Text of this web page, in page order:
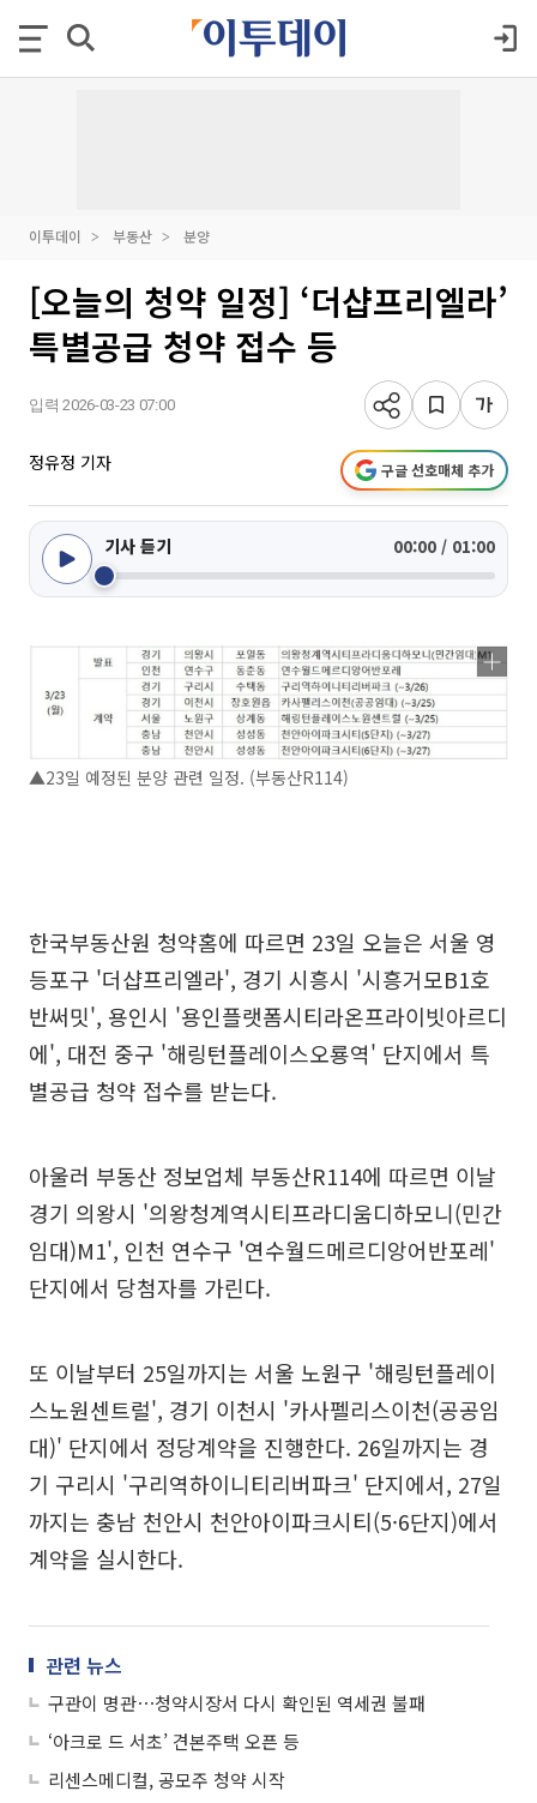
이투데이 부동산 분양
[오늘의 청약 일정] ‘더샵프리엘라’
특별공급 청약 접수 등
입력 2026-03-23 07:00
정유정 기자 구글 선호매체 추가
기사 듣기 00:00 / 01:00
▲23일 예정된 분양 관련 일정. (부동산R114)
한국부동산원 청약홈에 따르면 23일 오늘은 서울 영
등포구 '더샵프리엘라', 경기 시흥시 '시흥거모B1호
반써밋', 용인시 '용인플랫폼시티라온프라이빗아르디
에', 대전 중구 '해링턴플레이스오룡역' 단지에서 특
별공급 청약 접수를 받는다.
아울러 부동산 정보업체 부동산R114에 따르면 이날
경기 의왕시 '의왕청계역시티프라디움디하모니(민간
임대)M1', 인천 연수구 '연수월드메르디앙어반포레'
단지에서 당첨자를 가린다.
또 이날부터 25일까지는 서울 노원구 '해링턴플레이
스노원센트럴', 경기 이천시 '카사펠리스이천(공공임
대)' 단지에서 정당계약을 진행한다. 26일까지는 경
기 구리시 '구리역하이니티리버파크' 단지에서, 27일
까지는 충남 천안시 천안아이파크시티(5·6단지)에서
계약을 실시한다.
관련 뉴스
구관이 명관⋯청약시장서 다시 확인된 역세권 불패
‘아크로 드 서초’ 견본주택 오픈 등
리센스메디컬, 공모주 청약 시작